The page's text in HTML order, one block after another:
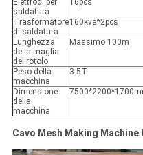
Elettrodi per
saldatura
16pcs
Trasformatore
di saldatura
160kva*2pcs
Lunghezza
della maglia
del rotolo
Massimo 100m
Peso della
macchina
3.5T
Dimensione
della
macchina
Cavo Mesh Making